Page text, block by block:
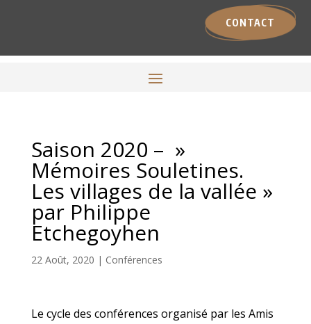
CONTACT
Saison 2020 – »
Mémoires Souletines.
Les villages de la vallée »
par Philippe
Etchegoyhen
22 Août, 2020 | Conférences
Le cycle des conférences organisé par les Amis